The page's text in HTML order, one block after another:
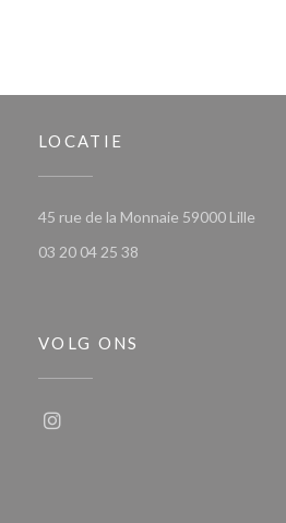
LOCATIE
45 rue de la Monnaie 59000 Lille
03 20 04 25 38
VOLG ONS